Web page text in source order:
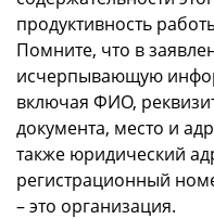
продуктивность
Помните, что в
исчерпывающую
включая ФИО,
документа, место и
также юридический
регистрационный
– это организация.